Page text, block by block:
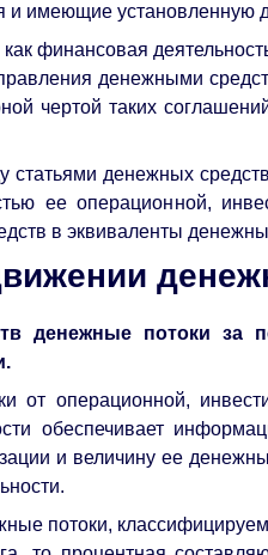
и имеющие установленную
финансовая
денежными
чертой таких
денежных
ее операционной,
в эквиваленты
денежные потоки за
от операционной,
обеспечивает
и величину ее
потоки,